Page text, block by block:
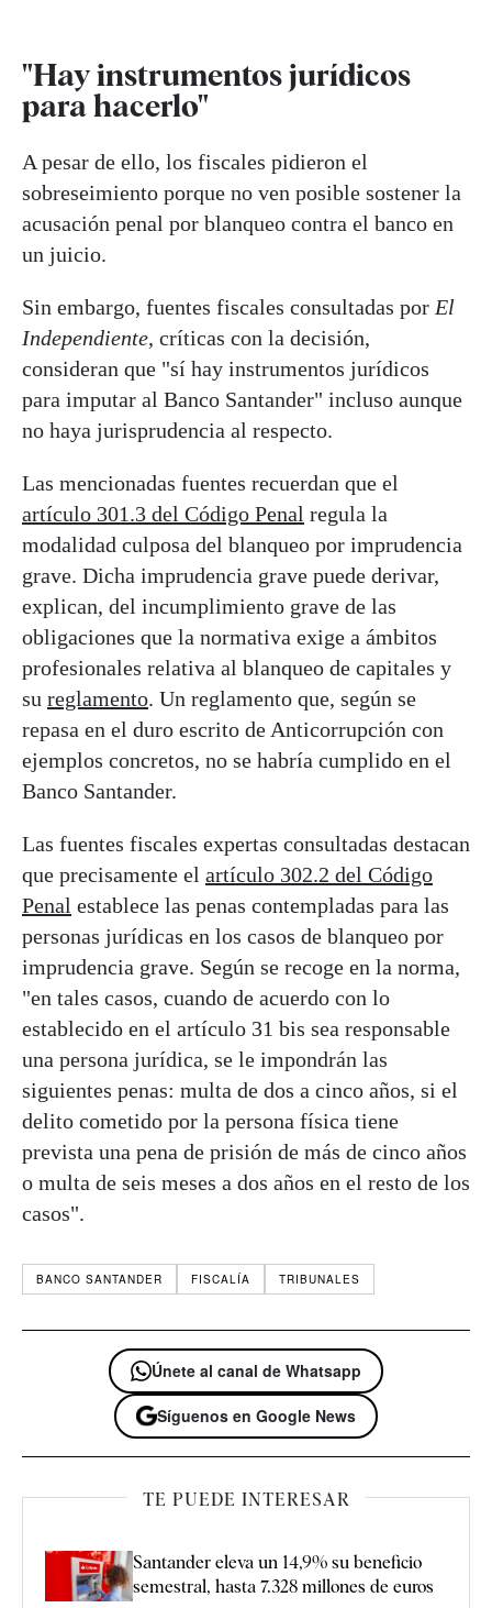
"Hay instrumentos jurídicos
para hacerlo"
A pesar de ello, los fiscales pidieron el
sobreseimiento porque no ven posible sostener la
acusación penal por blanqueo contra el banco en
un juicio.
Sin embargo, fuentes fiscales consultadas por El
Independiente, críticas con la decisión,
consideran que "sí hay instrumentos jurídicos
para imputar al Banco Santander" incluso aunque
no haya jurisprudencia al respecto.
Las mencionadas fuentes recuerdan que el
artículo 301.3 del Código Penal regula la
modalidad culposa del blanqueo por imprudencia
grave. Dicha imprudencia grave puede derivar,
explican, del incumplimiento grave de las
obligaciones que la normativa exige a ámbitos
profesionales relativa al blanqueo de capitales y
su reglamento. Un reglamento que, según se
repasa en el duro escrito de Anticorrupción con
ejemplos concretos, no se habría cumplido en el
Banco Santander.
Las fuentes fiscales expertas consultadas destacan
que precisamente el artículo 302.2 del Código
Penal establece las penas contempladas para las
personas jurídicas en los casos de blanqueo por
imprudencia grave. Según se recoge en la norma,
"en tales casos, cuando de acuerdo con lo
establecido en el artículo 31 bis sea responsable
una persona jurídica, se le impondrán las
siguientes penas: multa de dos a cinco años, si el
delito cometido por la persona física tiene
prevista una pena de prisión de más de cinco años
o multa de seis meses a dos años en el resto de los
casos".
BANCO SANTANDER FISCALÍA TRIBUNALES
Únete al canal de Whatsapp
Síguenos en Google News
TE PUEDE INTERESAR
Santander eleva un 14,9% su beneficio
semestral, hasta 7.328 millones de euros